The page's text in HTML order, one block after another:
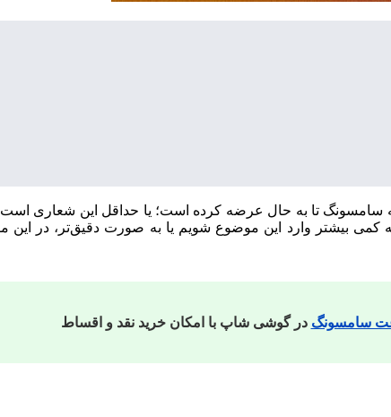
تا به حال عرضه کرده است؛ یا حداقل این شعاری است
کمی بیشتر وارد این موضوع شویم یا به صورت دقیق‌تر، در
سامسونگ در گوشی شاپ با امکان خرید نقد و اقساط